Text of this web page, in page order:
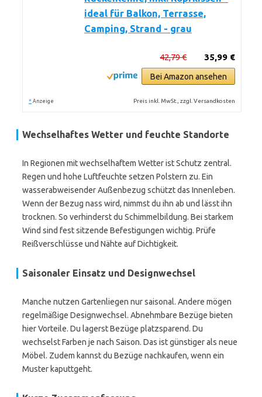
ideal für Balkon, Terrasse,
Camping, Strand - grau
35,99 €
42,79 €
Bei Amazon ansehen
* Anzeige Preis inkl. MwSt., zzgl. Versandkosten
Wechselhaftes Wetter und feuchte Standorte
In Regionen mit wechselhaftem Wetter ist Schutz zentral.
Regen und hohe Luftfeuchte setzen Polstern zu. Ein
wasserabweisender Außenbezug schützt das Innenleben.
Wenn der Bezug nass wird, nimmst du ihn ab und lässt ihn
trocknen. So verhinderst du Schimmelbildung. Bei starkem
Wind sind fest sitzende Befestigungen wichtig. Prüfe
Reißverschlüsse und Nähte auf Dichtigkeit.
Saisonaler Einsatz und Designwechsel
Manche nutzen Gartenliegen nur saisonal. Andere mögen
regelmäßige Designwechsel. Abnehmbare Bezüge bieten
hier Vorteile. Du lagerst Bezüge platzsparend. Du
wechselst Farben je nach Saison. Das ist günstiger als neue
Möbel. Zudem kannst du Bezüge nachkaufen, wenn ein
Muster kaputtgeht.